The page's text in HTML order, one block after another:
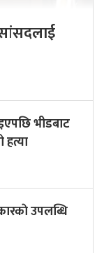
सांसदलाई
भीडबाट
उपलब्धि